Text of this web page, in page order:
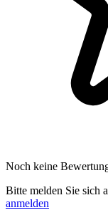
Noch keine
Bitte melden Sie sich
anmelden